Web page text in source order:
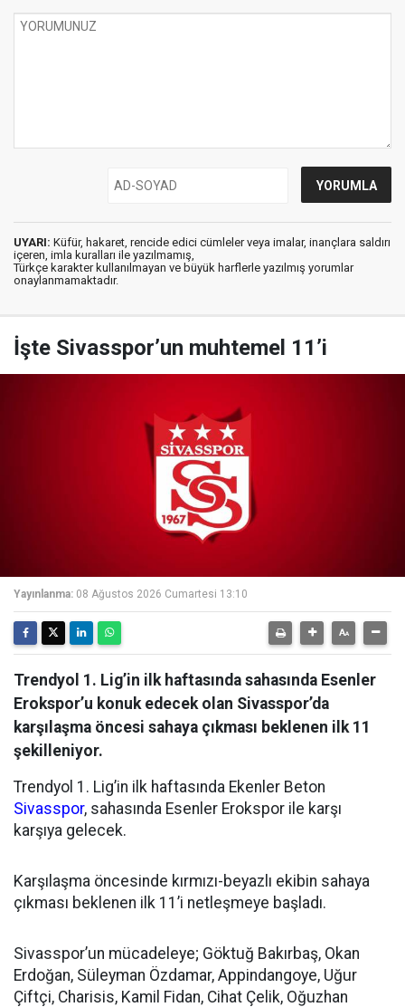
UYARI: Küfür, hakaret, rencide edici cümleler veya imalar, inançlara saldırı
içeren, imla kuralları ile yazılmamış,
Türkçe karakter kullanılmayan ve büyük harflerle yazılmış yorumlar
onaylanmamaktadır.
İşte Sivasspor’un muhtemel 11’i
Yayınlanma: 08 Ağustos 2026 Cumartesi 13:10
Trendyol 1. Lig’in ilk haftasında sahasında Esenler
Erokspor’u konuk edecek olan Sivasspor’da
karşılaşma öncesi sahaya çıkması beklenen ilk 11
şekilleniyor.
Trendyol 1. Lig’in ilk haftasında Ekenler Beton
Sivasspor, sahasında Esenler Erokspor ile karşı
karşıya gelecek.
Karşılaşma öncesinde kırmızı-beyazlı ekibin sahaya
çıkması beklenen ilk 11’i netleşmeye başladı.
Sivasspor’un mücadeleye; Göktuğ Bakırbaş, Okan
Erdoğan, Süleyman Özdamar, Appindangoye, Uğur
Çiftçi, Charisis, Kamil Fidan, Cihat Çelik, Oğuzhan